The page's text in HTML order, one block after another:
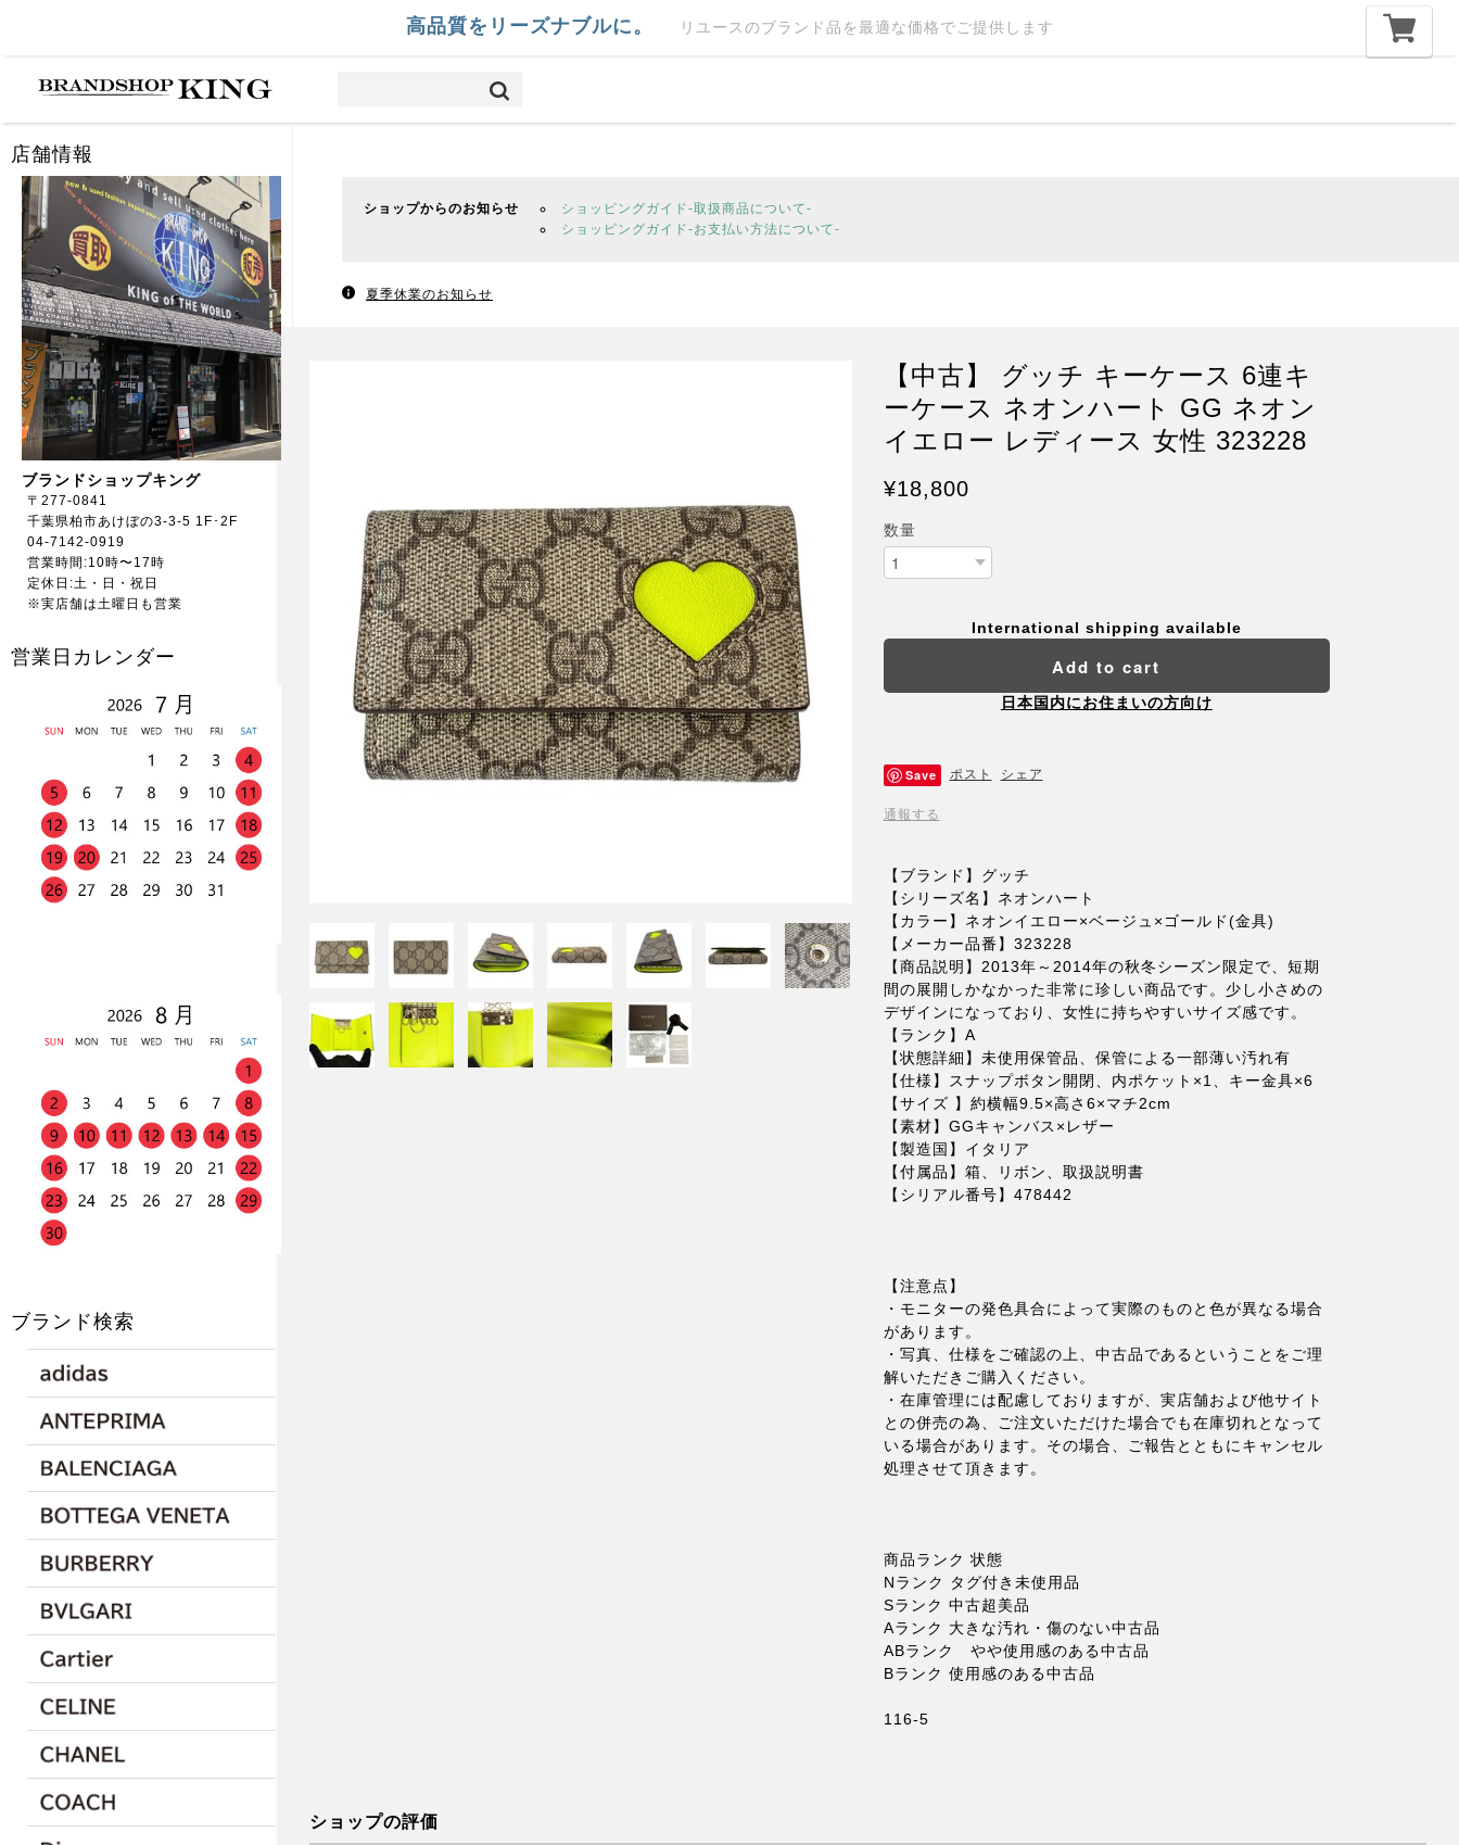
高品質をリーズナブルに。 リユースのブランド品を最適な価格でご提供します
店舗情報
ブランドショップキング
〒277-0841
千葉県柏市あけぼの3-3-5 1F･2F
04-7142-0919
営業時間:10時〜17時
定休日:土・日・祝日
※実店舗は土曜日も営業
営業日カレンダー
ブランド検索
ショップからのお知らせ
ショッピングガイド-取扱商品について-
ショッピングガイド-お支払い方法について-
夏季休業のお知らせ
【中古】 グッチ キーケース 6連キ
ーケース ネオンハート GG ネオン
イエロー レディース 女性 323228
¥18,800
数量
International shipping available
Add to cart
日本国内にお住まいの方向け
Save ポスト シェア
通報する
【ブランド】グッチ
【シリーズ名】ネオンハート
【カラー】ネオンイエロー×ベージュ×ゴールド(金具)
【メーカー品番】323228
【商品説明】2013年～2014年の秋冬シーズン限定で、短期
間の展開しかなかった非常に珍しい商品です。少し小さめの
デザインになっており、女性に持ちやすいサイズ感です。
【ランク】A
【状態詳細】未使用保管品、保管による一部薄い汚れ有
【仕様】スナップボタン開閉、内ポケット×1、キー金具×6
【サイズ 】約横幅9.5×高さ6×マチ2cm
【素材】GGキャンバス×レザー
【製造国】イタリア
【付属品】箱、リボン、取扱説明書
【シリアル番号】478442
【注意点】
・モニターの発色具合によって実際のものと色が異なる場合
があります。
・写真、仕様をご確認の上、中古品であるということをご理
解いただきご購入ください。
・在庫管理には配慮しておりますが、実店舗および他サイト
との併売の為、ご注文いただけた場合でも在庫切れとなって
いる場合があります。その場合、ご報告とともにキャンセル
処理させて頂きます。
商品ランク 状態
Nランク タグ付き未使用品
Sランク 中古超美品
Aランク 大きな汚れ・傷のない中古品
ABランク やや使用感のある中古品
Bランク 使用感のある中古品
116-5
ショップの評価